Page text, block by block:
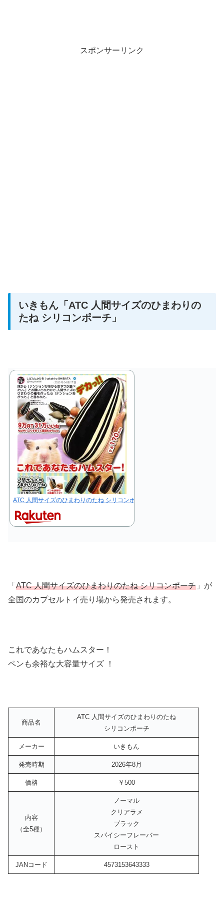
スポンサーリンク
いきもん 「ATC 人間サイズのひまわりの
たね シリコンポーチ」
ATC 人間サイズのひまわりのたね シリコンポーチ 全5種セット【フルコンプ
「 ATC 人間サイズのひまわりのたね シリコンポーチ 」が
全国のカプセルトイ売り場から発売されます。
これであなたもハムスター！
ペンも余裕な大容量サイズ ！
商品名
ATC 人間サイズのひまわりのたね
シリコンポーチ
メーカー いきもん
発売時期 2026年8月
価格 ￥500
内容
（全5種）
ノーマル
クリアラメ
ブラック
スパイシーフレーバー
ロースト
JANコード 4573153643333